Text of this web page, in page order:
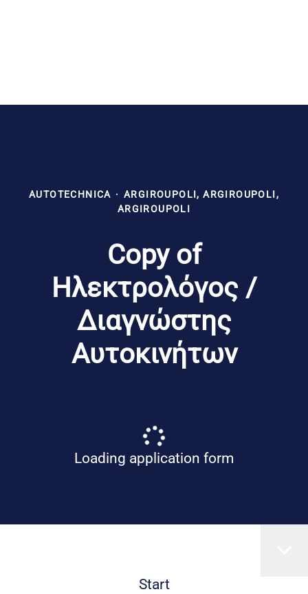
AUTOTECHNICA · ARGIROUPOLI, ARGIROUPOLI,
ARGIROUPOLI
Copy of
Ηλεκτρολόγος /
Διαγνώστης
Αυτοκινήτων
Loading application form
Start